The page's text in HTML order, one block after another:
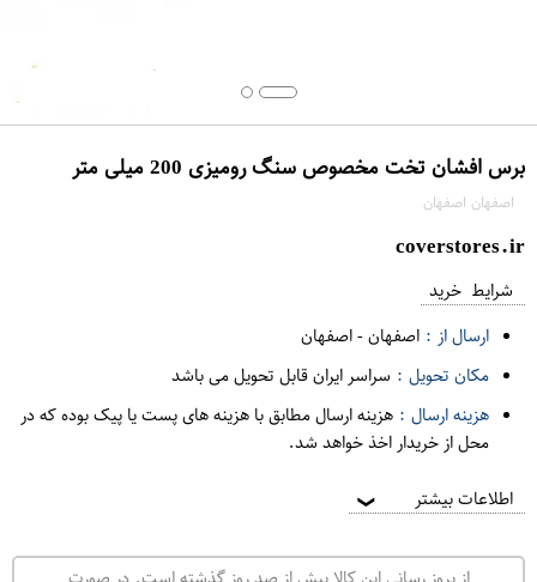
برس افشان تخت مخصوص سنگ رومیزی 200 میلی متر
اصفهان اصفهان
coverstores.ir
شرایط خرید
ارسال از : اصفهان-اصفهان
مکان تحویل : سراسر ایران قابل تحویل می باشد
هزینه ارسال : هزینه ارسال مطابق با هزینه های پست یا پیک بوده که در
محل از خریدار اخذ خواهد شد.
اطلاعات بیشتر ❯